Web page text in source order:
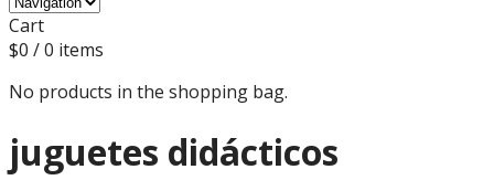
Cart
$0 / 0 items
No products in the shopping bag.
juguetes didácticos